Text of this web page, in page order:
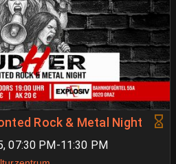
Rock & Metal Night
07:30 PM-11:30 PM